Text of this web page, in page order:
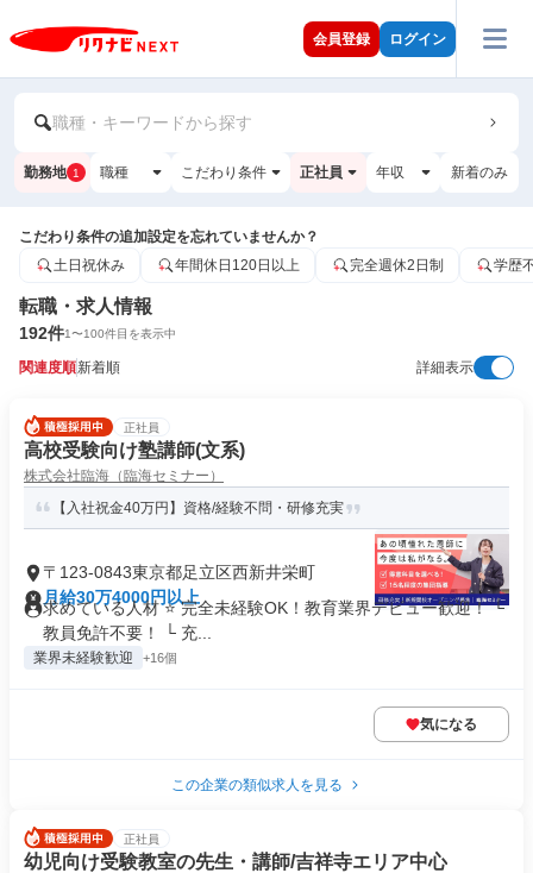
会員登録 ログイン
職種・キーワードから探す
勤務地 1 職種 こだわり条件 正社員 年収 新着のみ
こだわり条件の追加設定を忘れていませんか？
土日祝休み
年間休日120日以上 完全週休2日制 学歴
転職・求人情報
192件1〜100件目を表示中
関連度順新着順 詳細表示
正社員
高校受験向け塾講師(文系)
株式会社臨海（臨海セミナー）
【入社祝金40万円】資格/経験不問・研修充実
〒123-0843東京都足立区西新井栄町
月給30万4000円以上
求めている人材 ⭐ 完全未経験OK！教育業界デビュー歓迎！ └
教員免許不要！ └ 充...
業界未経験歓迎 +16個
気になる
この企業の類似求人を見る
正社員
幼児向け受験教室の先生・講師/吉祥寺エリア中心